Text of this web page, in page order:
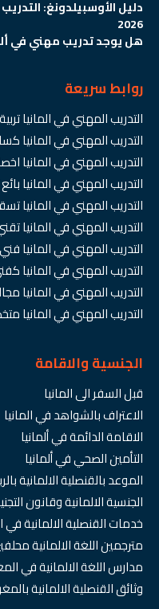
دليل الأوسبيلدونغ:
2026
هل يوجد تدريب مهني في
روابط سريعة
التدريب المهني في المانيا
التدريب المهني في المانيا
التدريب المهني في المانيا
التدريب المهني في المانيا
التدريب المهني في المانيا
التدريب المهني في المانيا
التدريب المهني في المانيا
التدريب المهني في المانيا
التدريب المهني في المانيا
التدريب المهني في
الجنسية والاقامة
قبل السفر الى المانيا
الاعتراف بالشواهد في المانيا
الاقامة الدائمة في ألمانيا
التأمين الصحي في ألمانيا
الموعد بالقنصلية الالمانية
الجنسية الالمانية وقانون
خدمات القنصلية الالمانية
مترجمين اللغة الالمانية
مدارس اللغة الالمانية في
وثائق القنصلية الالمانية